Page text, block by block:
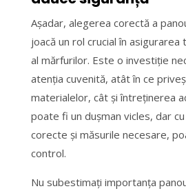
Așadar, alegerea corectă a
joacă un rol crucial în
al mărfurilor. Este o investiție
atenția cuvenită, atât în ce
materialelor, cât și întreținerea
poate fi un dușman vicles, dar
corecte și măsurile necesare,
control.
Nu subestimați importanța